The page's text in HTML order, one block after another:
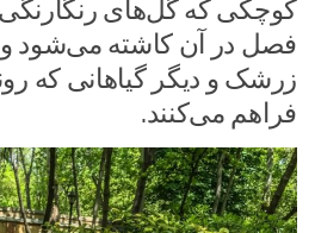
کوچکی که گل‌های رنگارنگی
فصل در آن کاشته می‌شود و
زرشک و دیگر گیاهانی که
فراهم می‌کنند.